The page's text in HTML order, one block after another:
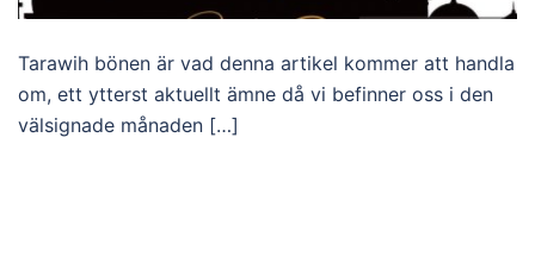
Tarawih bönen är vad denna artikel kommer att handla
om, ett ytterst aktuellt ämne då vi befinner oss i den
välsignade månaden […]